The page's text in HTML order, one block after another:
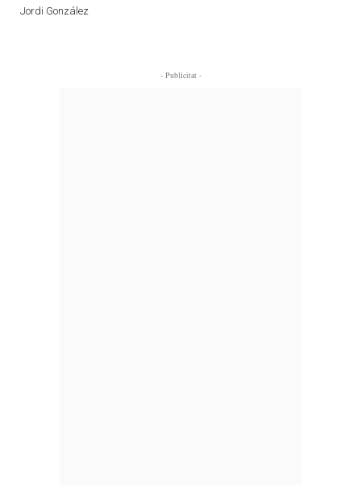
Jordi González
- Publicitat -